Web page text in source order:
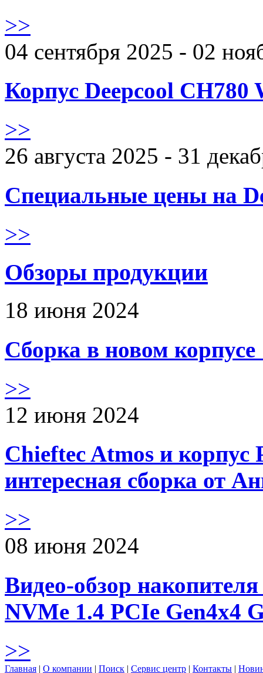
>>
04 сентября 2025 - 02
Корпус Deepcool CH780
>>
26 августа 2025 - 31
Специальные цены на
>>
Обзоры продукции
18 июня 2024
Сборка в новом
>>
12 июня 2024
Chieftec Atmos и корпус
интересная сборка от
>>
08 июня 2024
Видео-обзор
NVMe 1.4 PCIe Gen4х4
>>
Главная | О компании | Поиск | Сервис центр | Контакты |